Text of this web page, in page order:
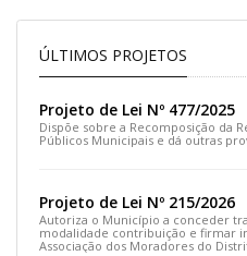
ÚLTIMOS PROJETOS
Projeto de Lei Nº 477/2025
Dispõe sobre a Recomposição da
Públicos Municipais e dá outras
Projeto de Lei Nº 215/2026
Autoriza o Município a conceder
modalidade contribuição e firmar
Associação dos Moradores do